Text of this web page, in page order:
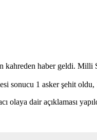
haber geldi. Milli
sonucu 1 asker şehit oldu,
olaya dair açıklaması